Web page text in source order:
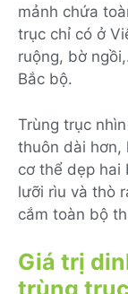
mảnh chứa
trục chỉ có ở
ruộng, bờ
Bắc bộ.
Trùng trục
thuôn dài hơn,
cơ thể dẹp hai
lưỡi rìu và thò
cắm toàn bộ
Giá trị